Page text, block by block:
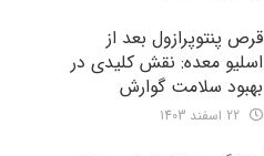
قرص پنتوپرازول بعد از
اسلیو معده: نقش کلیدی در
بهبود سلامت گوارش